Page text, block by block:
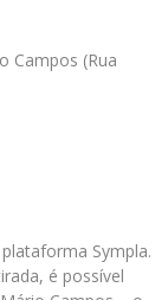
Campos (Rua
Sympla.
é possível